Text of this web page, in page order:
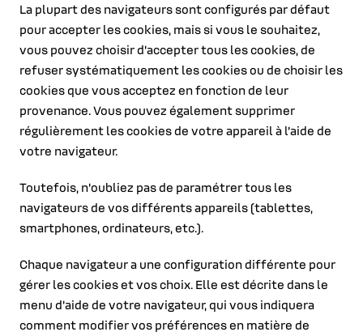
La plupart des navigateurs sont configurés par défaut
pour accepter les cookies, mais si vous le souhaitez,
vous pouvez choisir d'accepter tous les cookies, de
refuser systématiquement les cookies ou de choisir les
cookies que vous acceptez en fonction de leur
provenance. Vous pouvez également supprimer
régulièrement les cookies de votre appareil à l'aide de
votre navigateur.
Toutefois, n'oubliez pas de paramétrer tous les
navigateurs de vos différents appareils (tablettes,
smartphones, ordinateurs, etc.).
Chaque navigateur a une configuration différente pour
gérer les cookies et vos choix. Elle est décrite dans le
menu d'aide de votre navigateur, qui vous indiquera
comment modifier vos préférences en matière de